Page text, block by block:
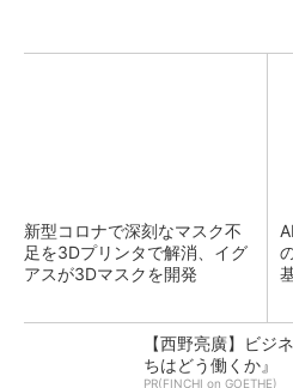
新型コロナで深刻なマスク不
足を3Dプリンタで解消、イグ
アスが3Dマスクを開発
【西野亮廣】ビ
ちはどう働くか』
PR(FINCHI on GOETHE)